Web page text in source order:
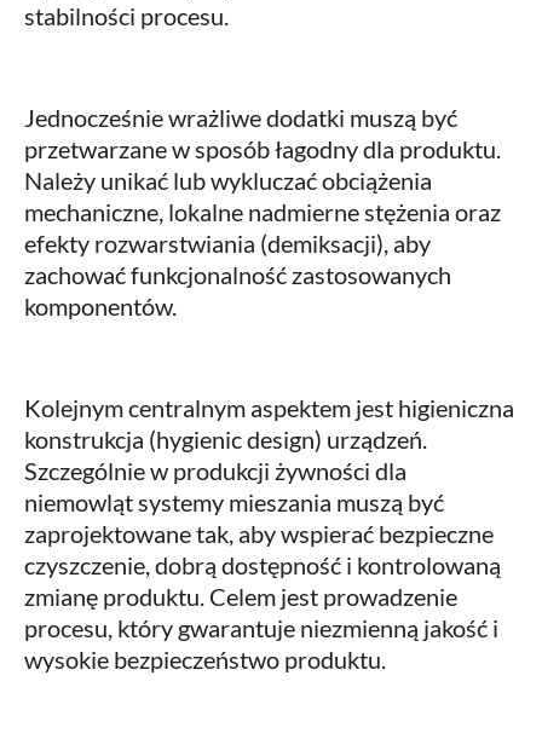
stabilności procesu.
Jednocześnie wrażliwe dodatki muszą być
przetwarzane w sposób łagodny dla produktu.
Należy unikać lub wykluczać obciążenia
mechaniczne, lokalne nadmierne stężenia oraz
efekty rozwarstwiania (demiksacji), aby
zachować funkcjonalność zastosowanych
komponentów.
Kolejnym centralnym aspektem jest higieniczna
konstrukcja (hygienic design) urządzeń.
Szczególnie w produkcji żywności dla
niemowląt systemy mieszania muszą być
zaprojektowane tak, aby wspierać bezpieczne
czyszczenie, dobrą dostępność i kontrolowaną
zmianę produktu. Celem jest prowadzenie
procesu, który gwarantuje niezmienną jakość i
wysokie bezpieczeństwo produktu.